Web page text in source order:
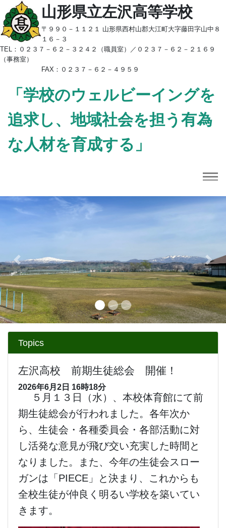
山形県立左沢高等学校
〒９９０－１１２１ 山形県西村山郡大江町大字藤田字山中８
１６－３
TEL： ０２３７－６２－３２４２（職員室）／ ０２３７－６２－２１６９
（事務室）
FAX：０２３７－６２－４９５９
「学校のウェルビーイングを
追求し、地域社会を担う有為
な人材を育成する」
Previous Next
Topics
左沢高校 前期生徒総会 開催！
2026年6月2日 16時18分
５月１３日（水）、本校体育館にて前
期生徒総会が行われました。各年次か
ら、生徒会・各種委員会・各部活動に対
し活発な意見が飛び交い充実した時間と
なりました。また、今年の生徒会スロー
ガンは「 PIECE 」と決まり、これからも
全校生徒が仲良く明るい学校を築いてい
きます。